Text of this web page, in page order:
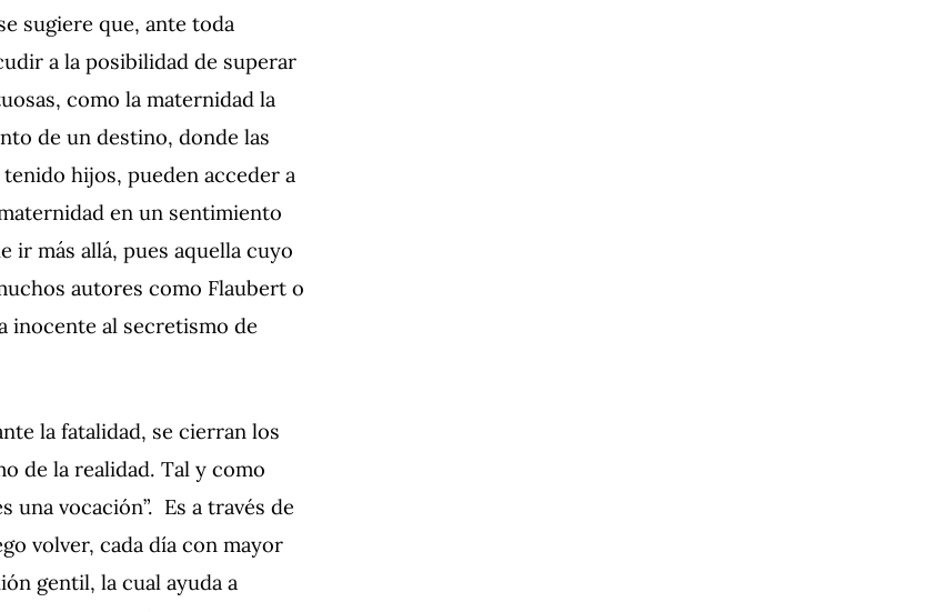
sugiere que, ante toda
a la posibilidad de superar
como la maternidad la
de un destino, donde las
hijos, pueden acceder a
en un sentimiento
ir más allá, pues aquella cuyo
autores como Flaubert o
inocente al secretismo de
la fatalidad, se cierran los
de la realidad. Tal y como
una vocación”. Es a través de
volver, cada día con mayor
gentil, la cual ayuda a